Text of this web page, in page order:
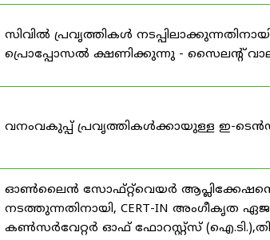
സിവിൽ പ്രവൃത്തികൾ
പ്രൊപ്പോസൽ ക്ഷണിക്കുന്നു - സൈലന്റ്
വനംവകുപ്പ് പ്രവൃത്തികൾക്കായുള്ള ഇ-
ഓൺലൈൻ സോഫ്റ്റ്‌വെയർ ആപ്ലിക്കേഷന്റെ
നടത്തുന്നതിനായി, CERT-IN അംഗീകൃത
കൺസർവേറ്റർ ഓഫ് ഫോറസ്റ്റ്സ്